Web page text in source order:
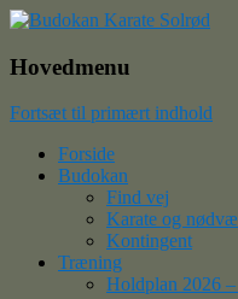
Budokan
Hovedmenu
Fortsæt til primært indhold
Forside
Budokan
Find vej
Karate og
Kontingent
Træning
Holdplan 2026